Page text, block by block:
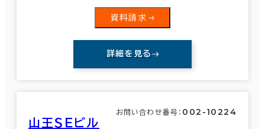
資料請求
詳細を見る
山王ＳＥビル
お問い合わせ番号： 002-10224